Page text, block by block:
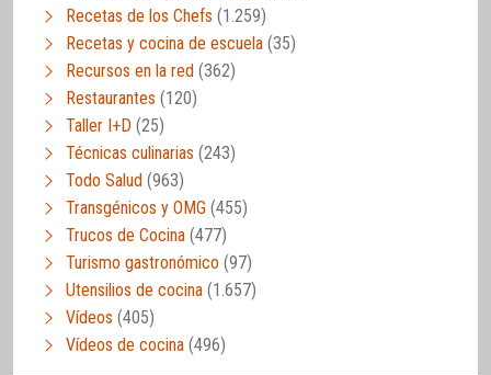
Recetas de los Chefs (1.259)
Recetas y cocina de escuela (35)
Recursos en la red (362)
Restaurantes (120)
Taller I+D (25)
Técnicas culinarias (243)
Todo Salud (963)
Transgénicos y OMG (455)
Trucos de Cocina (477)
Turismo gastronómico (97)
Utensilios de cocina (1.657)
Vídeos (405)
Vídeos de cocina (496)